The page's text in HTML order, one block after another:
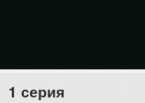
1 серия